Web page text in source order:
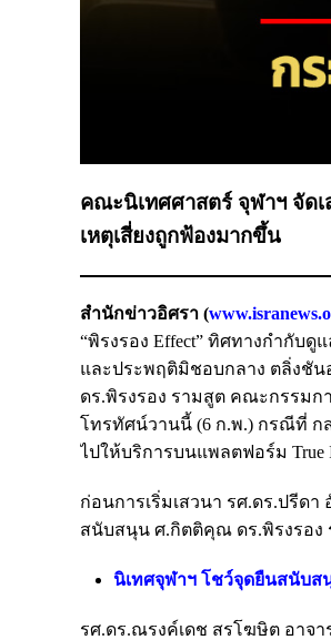
คณะนิเทศศาสตร์ จุฬาฯ จัดเ
เหตุเสี่ยงถูกฟ้องมากขึ้น
สำนักข่าวอิศรา (
“พิรงรอง Effect” ทิศทางกำกับ
และประพฤติมิชอบกลาง ตลิ่งชั
ดร.พิรงรอง รามสูต คณะกรรมก
โทรทัศน์วานนี้ (6 ก.พ.) กรณีที่ ก
ไปให้บริการบนแพลตฟอร์ม
ก่อนการเริ่มเสวนา รศ.ดร.​ปรี
สนับสนุน ศ.กิตติคุณ ดร.พิรงรอง
นิเทศจุฬาฯ โชว์จุดยืนสนับส
รศ.ดร.ณรงค์เดช สรโฆษิต อาจ